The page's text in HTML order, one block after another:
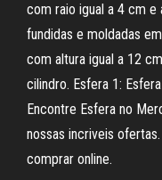
com raio igual a 4 cm
fundidas e moldadas
com altura igual a 12
cilindro. Esfera 1:
Encontre Esfera no
nossas incriveis
comprar online.